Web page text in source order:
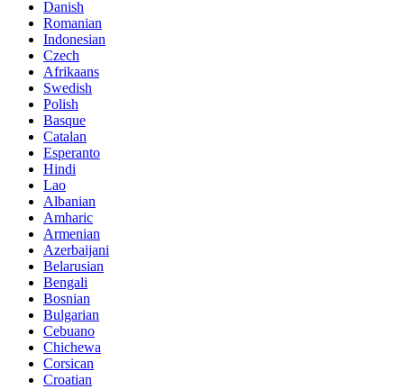
Danish
Romanian
Indonesian
Czech
Afrikaans
Swedish
Polish
Basque
Catalan
Esperanto
Hindi
Lao
Albanian
Amharic
Armenian
Azerbaijani
Belarusian
Bengali
Bosnian
Bulgarian
Cebuano
Chichewa
Corsican
Croatian